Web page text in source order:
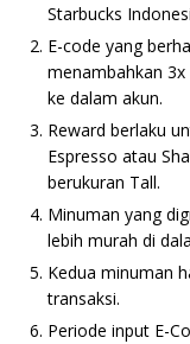
Starbucks
E-code yang
menambahkan 3x
ke dalam akun.
Reward berlaku
Espresso atau
berukuran Tall.
Minuman yang
lebih murah di
Kedua minuman
transaksi.
Periode input E-